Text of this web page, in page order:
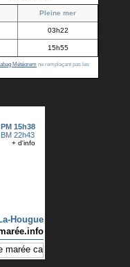
Pleine mer
03h22
15h55
Météorem ne remplaçant pas les